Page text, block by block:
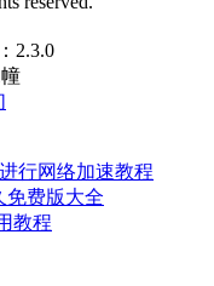
2.3.0
行网络加速教程
免费版大全
教程